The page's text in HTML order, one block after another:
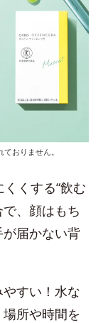
おりません。
くする“飲む
、顔はもち
届かない背
すい！水な
所や時間を